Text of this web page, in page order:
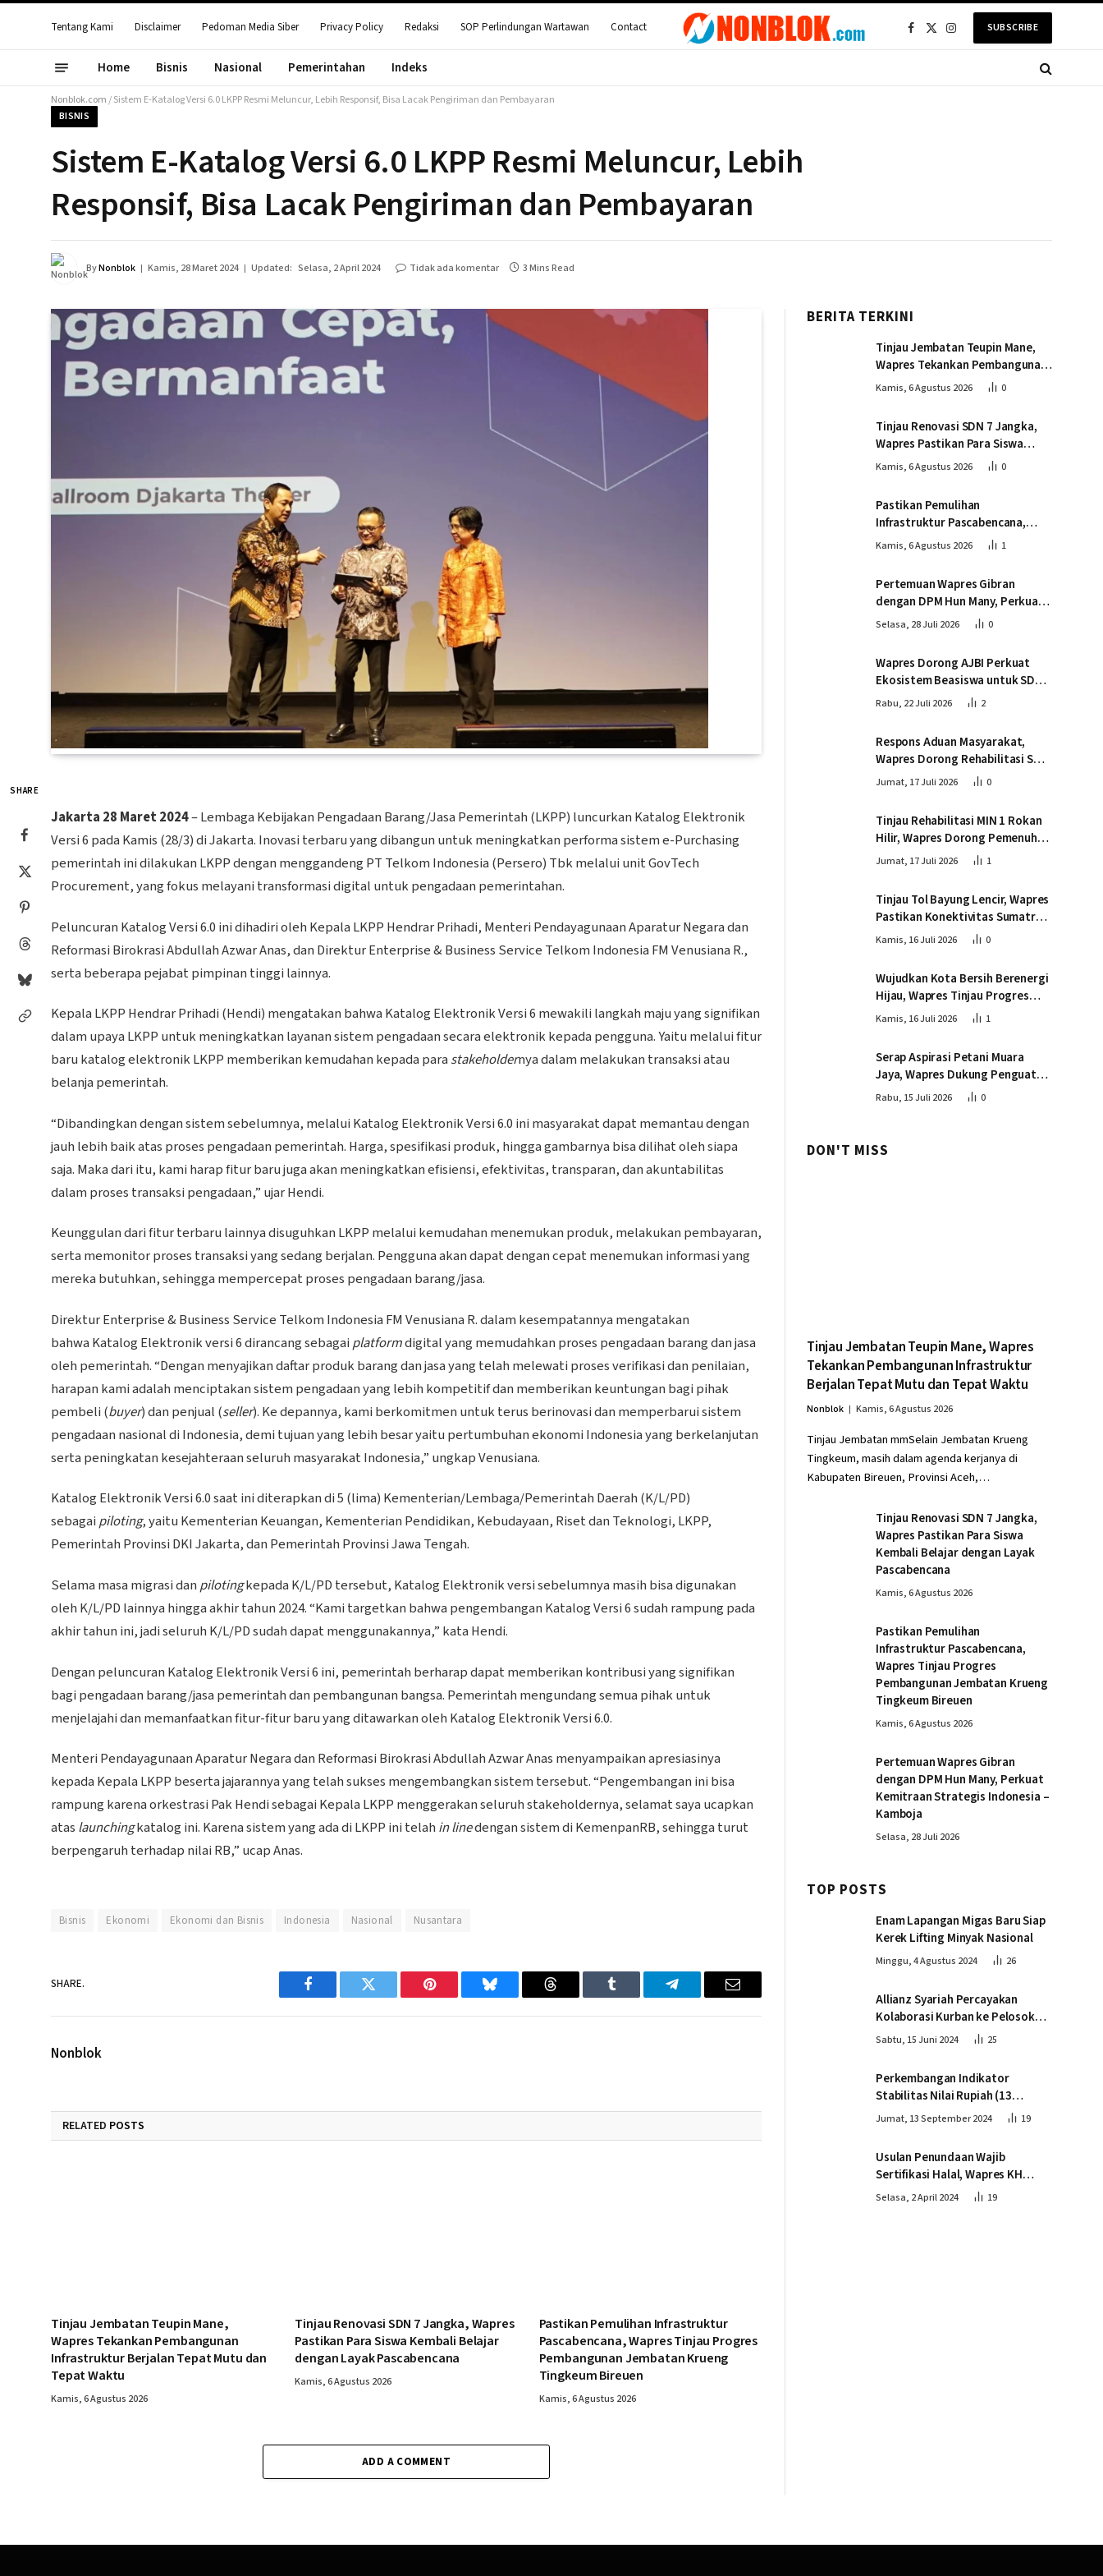
Tentang Kami Disclaimer Pedoman Media Siber Privacy Policy Redaksi SOP Perlindungan Wartawan Contact Facebook
X
InstagramSUBSCRIBE
Home Bisnis Nasional Pemerintahan Indeks
Nonblok.com/Sistem E-Katalog Versi 6.0 LKPP Resmi Meluncur, Lebih Responsif, Bisa Lacak Pengiriman dan Pembayaran
BISNIS
Sistem E-Katalog Versi 6.0 LKPP Resmi Meluncur, Lebih
Responsif, Bisa Lacak Pengiriman dan Pembayaran
ByNonblok Kamis, 28 Maret 2024 Updated: Selasa, 2 April 2024 Tidak ada komentar 3 Mins Read
SHARE
Jakarta 28 Maret 2024– Lembaga Kebijakan Pengadaan Barang/Jasa Pemerintah (LKPP) luncurkan Katalog Elektronik
Versi 6 pada Kamis (28/3) di Jakarta. Inovasi terbaru yang dibangun untuk meningkatkan performa sistem e-Purchasing
pemerintah ini dilakukan LKPP dengan menggandeng PT Telkom Indonesia (Persero) Tbk melalui unit GovTech
Procurement, yang fokus melayani transformasi digital untuk pengadaan pemerintahan.
Peluncuran Katalog Versi 6.0 ini dihadiri oleh Kepala LKPP Hendrar Prihadi, Menteri Pendayagunaan Aparatur Negara dan
Reformasi Birokrasi Abdullah Azwar Anas, dan Direktur Enterprise & Business Service Telkom Indonesia FM Venusiana R.,
serta beberapa pejabat pimpinan tinggi lainnya.
Kepala LKPP Hendrar Prihadi (Hendi) mengatakan bahwa Katalog Elektronik Versi 6 mewakili langkah maju yang signifikan
dalam upaya LKPP untuk meningkatkan layanan sistem pengadaan secara elektronik kepada pengguna. Yaitu melalui fitur
baru katalog elektronik LKPP memberikan kemudahan kepada para stakeholdernya dalam melakukan transaksi atau
belanja pemerintah.
“Dibandingkan dengan sistem sebelumnya, melalui Katalog Elektronik Versi 6.0 ini masyarakat dapat memantau dengan
jauh lebih baik atas proses pengadaan pemerintah. Harga, spesifikasi produk, hingga gambarnya bisa dilihat oleh siapa
saja. Maka dari itu, kami harap fitur baru juga akan meningkatkan efisiensi, efektivitas, transparan, dan akuntabilitas
dalam proses transaksi pengadaan,” ujar Hendi.
Keunggulan dari fitur terbaru lainnya disuguhkan LKPP melalui kemudahan menemukan produk, melakukan pembayaran,
serta memonitor proses transaksi yang sedang berjalan. Pengguna akan dapat dengan cepat menemukan informasi yang
mereka butuhkan, sehingga mempercepat proses pengadaan barang/jasa.
Direktur Enterprise & Business Service Telkom Indonesia FM Venusiana R. dalam kesempatannya mengatakan
bahwa Katalog Elektronik versi 6 dirancang sebagai platformdigital yang memudahkan proses pengadaan barang dan jasa
oleh pemerintah. “Dengan menyajikan daftar produk barang dan jasa yang telah melewati proses verifikasi dan penilaian,
harapan kami adalah menciptakan sistem pengadaan yang lebih kompetitif dan memberikan keuntungan bagi pihak
pembeli (buyer) dan penjual (seller). Ke depannya, kami berkomitmen untuk terus berinovasi dan memperbarui sistem
pengadaan nasional di Indonesia, demi tujuan yang lebih besar yaitu pertumbuhan ekonomi Indonesia yang berkelanjutan
serta peningkatan kesejahteraan seluruh masyarakat Indonesia,” ungkap Venusiana.
Katalog Elektronik Versi 6.0 saat ini diterapkan di 5 (lima) Kementerian/Lembaga/Pemerintah Daerah (K/L/PD)
sebagai piloting, yaitu Kementerian Keuangan, Kementerian Pendidikan, Kebudayaan, Riset dan Teknologi, LKPP,
Pemerintah Provinsi DKI Jakarta, dan Pemerintah Provinsi Jawa Tengah.
Selama masa migrasi dan pilotingkepada K/L/PD tersebut, Katalog Elektronik versi sebelumnya masih bisa digunakan
oleh K/L/PD lainnya hingga akhir tahun 2024. “Kami targetkan bahwa pengembangan Katalog Versi 6 sudah rampung pada
akhir tahun ini, jadi seluruh K/L/PD sudah dapat menggunakannya,” kata Hendi.
Dengan peluncuran Katalog Elektronik Versi 6 ini, pemerintah berharap dapat memberikan kontribusi yang signifikan
bagi pengadaan barang/jasa pemerintah dan pembangunan bangsa. Pemerintah mengundang semua pihak untuk
menjelajahi dan memanfaatkan fitur-fitur baru yang ditawarkan oleh Katalog Elektronik Versi 6.0.
Menteri Pendayagunaan Aparatur Negara dan Reformasi Birokrasi Abdullah Azwar Anas menyampaikan apresiasinya
kepada Kepala LKPP beserta jajarannya yang telah sukses mengembangkan sistem tersebut. “Pengembangan ini bisa
rampung karena orkestrasi Pak Hendi sebagai Kepala LKPP menggerakan seluruh stakeholdernya, selamat saya ucapkan
atas launchingkatalog ini. Karena sistem yang ada di LKPP ini telah in linedengan sistem di KemenpanRB, sehingga turut
berpengaruh terhadap nilai RB,” ucap Anas.
Bisnis Ekonomi Ekonomi dan Bisnis Indonesia Nasional Nusantara
SHARE.
Facebook Twitter Pinterest Bluesky Threads Tumblr Telegram Email
Nonblok
RELATED POSTS
Tinjau Jembatan Teupin Mane,
Wapres Tekankan Pembangunan
Infrastruktur Berjalan Tepat Mutu dan
Tepat Waktu
Kamis, 6 Agustus 2026
Tinjau Renovasi SDN 7 Jangka, Wapres
Pastikan Para Siswa Kembali Belajar
dengan Layak Pascabencana
Kamis, 6 Agustus 2026
Pastikan Pemulihan Infrastruktur
Pascabencana, Wapres Tinjau Progres
Pembangunan Jembatan Krueng
Tingkeum Bireuen
Kamis, 6 Agustus 2026
ADD A COMMENT
BERITA TERKINI
Tinjau Jembatan Teupin Mane,
Wapres Tekankan Pembangunan
Infrastruktur Berjalan Tepat
Kamis, 6 Agustus 2026 0
Tinjau Renovasi SDN 7 Jangka,
Wapres Pastikan Para Siswa
Kembali Belajar dengan Layak
Kamis, 6 Agustus 2026 0
Pastikan Pemulihan
Infrastruktur Pascabencana,
Wapres Tinjau Progres
Kamis, 6 Agustus 2026 1
Pertemuan Wapres Gibran
dengan DPM Hun Many, Perkuat
Kemitraan Strategis Indonesia –
Selasa, 28 Juli 2026 0
Wapres Dorong AJBI Perkuat
Ekosistem Beasiswa untuk SDM
Unggul Indonesia Timur
Rabu, 22 Juli 2026 2
Respons Aduan Masyarakat,
Wapres Dorong Rehabilitasi SDN
016 Serusa Rokan Hilir
Jumat, 17 Juli 2026 0
Tinjau Rehabilitasi MIN 1 Rokan
Hilir, Wapres Dorong Pemenuhan
Sarana Prasarana Pendidikan
Jumat, 17 Juli 2026 1
Tinjau Tol Bayung Lencir, Wapres
Pastikan Konektivitas Sumatra
Berjalan Optimal
Kamis, 16 Juli 2026 0
Wujudkan Kota Bersih Berenergi
Hijau, Wapres Tinjau Progres
Pembangunan PSEL di
Kamis, 16 Juli 2026 1
Serap Aspirasi Petani Muara
Jaya, Wapres Dukung Penguatan
Ekosistem Singkong untuk
Rabu, 15 Juli 2026 0
DON'T MISS
Tinjau Jembatan Teupin Mane, Wapres
Tekankan Pembangunan Infrastruktur
Berjalan Tepat Mutu dan Tepat Waktu
Nonblok Kamis, 6 Agustus 2026
Tinjau Jembatan mmSelain Jembatan Krueng
Tingkeum, masih dalam agenda kerjanya di
Kabupaten Bireuen, Provinsi Aceh,…
Tinjau Renovasi SDN 7 Jangka,
Wapres Pastikan Para Siswa
Kembali Belajar dengan Layak
Pascabencana
Kamis, 6 Agustus 2026
Pastikan Pemulihan
Infrastruktur Pascabencana,
Wapres Tinjau Progres
Pembangunan Jembatan Krueng
Tingkeum Bireuen
Kamis, 6 Agustus 2026
Pertemuan Wapres Gibran
dengan DPM Hun Many, Perkuat
Kemitraan Strategis Indonesia –
Kamboja
Selasa, 28 Juli 2026
TOP POSTS
Enam Lapangan Migas Baru Siap
Kerek Lifting Minyak Nasional
Minggu, 4 Agustus 2024 26
Allianz Syariah Percayakan
Kolaborasi Kurban ke Pelosok
Negeri bersama Dompet Dhuafa
Sabtu, 15 Juni 2024 25
Perkembangan Indikator
Stabilitas Nilai Rupiah (13
September 2024)
Jumat, 13 September 2024 19
Usulan Penundaan Wajib
Sertifikasi Halal, Wapres KH
Ma’ruf Amin: Proses Tetap
Selasa, 2 April 2024 19